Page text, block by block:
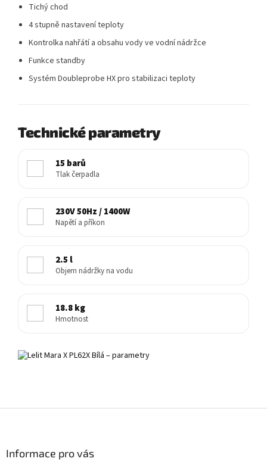
Tichý chod
4 stupně nastavení teploty
Kontrolka nahřátí a obsahu vody ve vodní nádržce
Funkce standby
Systém Doubleprobe HX pro stabilizaci teploty
Technické parametry
15 barů
Tlak čerpadla
230V 50Hz / 1400W
Napětí a příkon
2.5 l
Objem nádržky na vodu
18.8 kg
Hmotnost
Informace pro vás